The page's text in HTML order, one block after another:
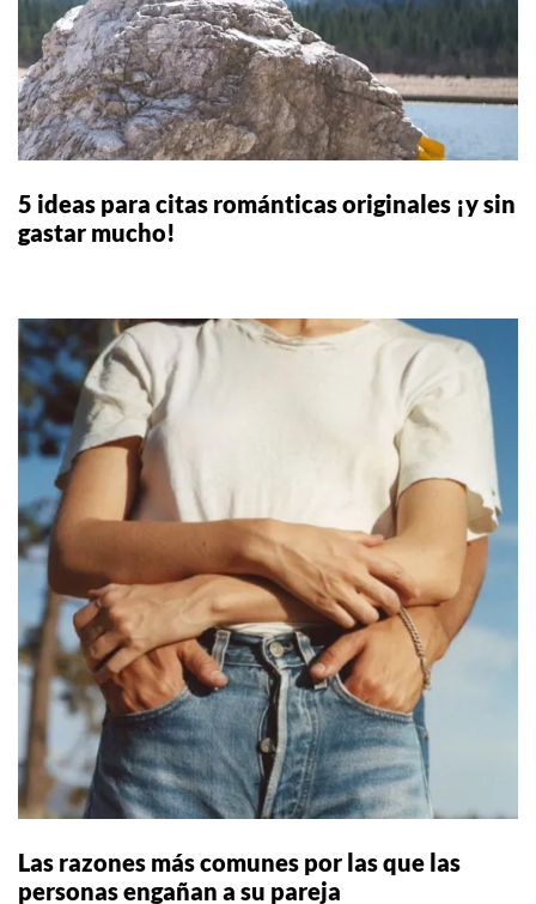
5 ideas para citas románticas originales ¡y sin
gastar mucho!
Las razones más comunes por las que las
personas engañan a su pareja